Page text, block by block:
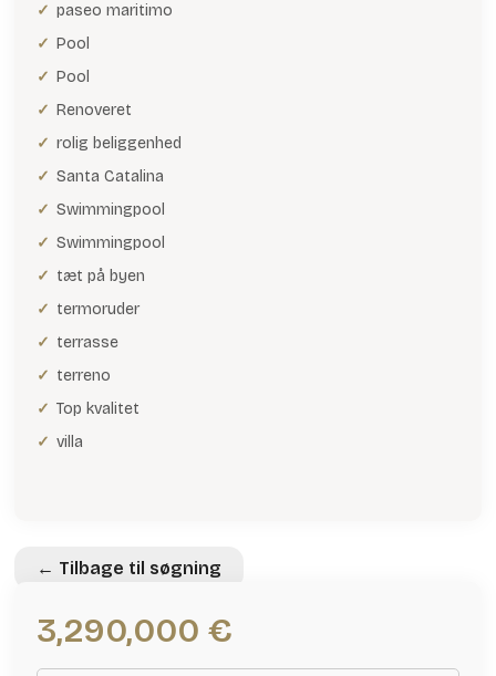
paseo maritimo
Pool
Pool
Renoveret
rolig beliggenhed
Santa Catalina
Swimmingpool
Swimmingpool
tæt på byen
termoruder
terrasse
terreno
Top kvalitet
villa
← Tilbage til søgning
3,290,000 €